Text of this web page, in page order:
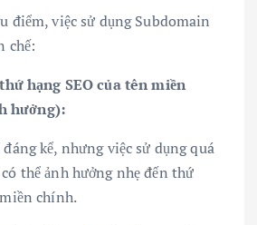
điểm, việc sử dụng Subdomain
chế:
hạng SEO của tên miền
hưởng):
kể, nhưng việc sử dụng quá
thể ảnh hưởng nhẹ đến thứ
chính.